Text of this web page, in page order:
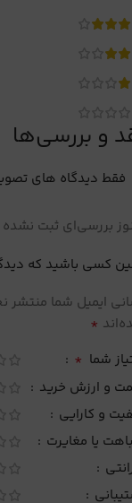
و بررسی‌ها
فقط دیدگاه های
بررسی‌ای ثبت
کسی باشید که
ایمیل شما منتشر
*
شما *
و ارزش خرید
و کارایی
یا مغایرت